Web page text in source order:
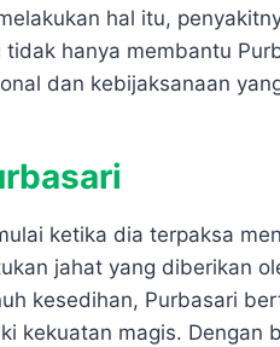
hal itu,
hanya membantu
dan kebijaksanaan
ketika dia terpaksa
jahat yang diberikan
kesedihan, Purbasari
kekuatan magis. Dengan